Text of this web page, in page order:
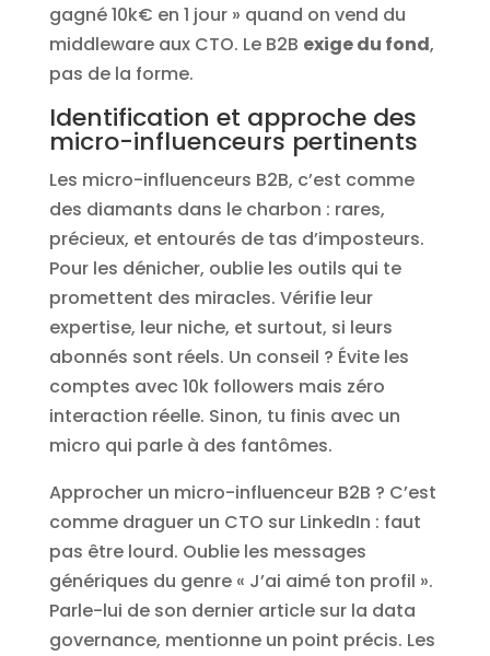
gagné 10k€ en 1 jour » quand on vend du
middleware aux CTO. Le B2B exige du fond,
pas de la forme.
Identification et approche des
micro-influenceurs pertinents
Les micro-influenceurs B2B, c’est comme
des diamants dans le charbon : rares,
précieux, et entourés de tas d’imposteurs.
Pour les dénicher, oublie les outils qui te
promettent des miracles. Vérifie leur
expertise, leur niche, et surtout, si leurs
abonnés sont réels. Un conseil ? Évite les
comptes avec 10k followers mais zéro
interaction réelle. Sinon, tu finis avec un
micro qui parle à des fantômes.
Approcher un micro-influenceur B2B ? C’est
comme draguer un CTO sur LinkedIn : faut
pas être lourd. Oublie les messages
génériques du genre « J’ai aimé ton profil ».
Parle-lui de son dernier article sur la data
governance, mentionne un point précis. Les